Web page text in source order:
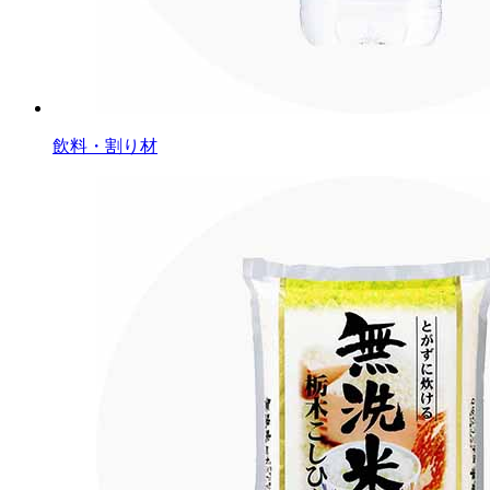
飲料・割り材